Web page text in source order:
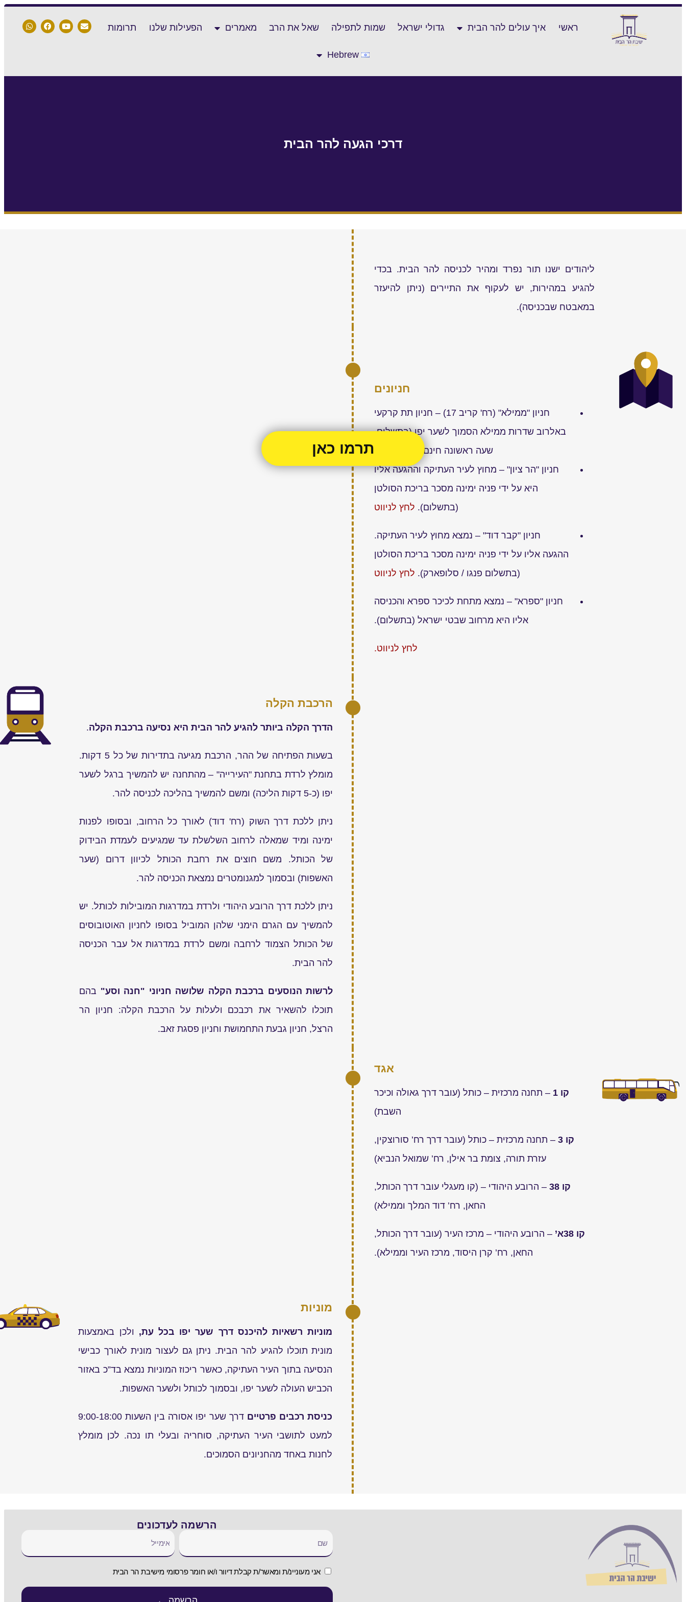
ראשי איך עולים להר הבית גדולי ישראל שמות לתפילה שאל את הרב מאמרים הפעילות שלנו תרומות
Hebrew
דרכי הגעה להר הבית
ליהודים ישנו תור נפרד ומהיר לכניסה להר הבית. בכדי
להגיע במהירות, יש לעקוף את התיירים (ניתן להיעזר
במאבטח שבכניסה).
חניונים
חניון "ממילא" (רח' קריב 17) – חניון תת קרקעי
באלרוב שדרות ממילא הסמוך לשער יפו (בתשלום.
שעה ראשונה חינם).
חניון "הר ציון" – מחוץ לעיר העתיקה וההגעה אליו
היא על ידי פניה ימינה מסכר בריכת הסולטן
(בתשלום). לחץ לניווט
חניון "קבר דוד" – נמצא מחוץ לעיר העתיקה.
ההגעה אליו על ידי פניה ימינה מסכר בריכת הסולטן
(בתשלום פנגו / סלופארק). לחץ לניווט
חניון "ספרא" – נמצא מתחת לכיכר ספרא והכניסה
אליו היא מרחוב שבטי ישראל (בתשלום).
לחץ לניווט.
הרכבת הקלה
הדרך הקלה ביותר להגיע להר הבית היא נסיעה ברכבת הקלה.
בשעות הפתיחה של ההר, הרכבת מגיעה בתדירות של כל 5 דקות.
מומלץ לרדת בתחנת "העירייה" – מהתחנה יש להמשיך ברגל לשער
יפו (כ-5 דקות הליכה) ומשם להמשיך בהליכה לכניסה להר.
ניתן ללכת דרך השוק (רח' דוד) לאורך כל הרחוב, ובסופו לפנות
ימינה ומיד שמאלה לרחוב השלשלת עד שמגיעים לעמדת הבידוק
של הכותל. משם חוצים את רחבת הכותל לכיוון דרום (שער
האשפות) ובסמוך למגנומטרים נמצאת הכניסה להר.
ניתן ללכת דרך הרובע היהודי ולרדת במדרגות המובילות לכותל. יש
להמשיך עם הגרם הימני שלהן המוביל בסופו לחניון האוטובוסים
של הכותל הצמוד לרחבה ומשם לרדת במדרגות אל עבר הכניסה
להר הבית.
לרשות הנוסעים ברכבת הקלה שלושה חניוני "חנה וסע" בהם
תוכלו להשאיר את רכבכם ולעלות על הרכבת הקלה: חניון הר
הרצל, חניון גבעת התחמושת וחניון פסגת זאב.
אגד
קו 1
– תחנה מרכזית – כותל (עובר דרך גאולה וכיכר
השבת)
קו 3
– תחנה מרכזית – כותל (עובר דרך רח’ סורוצקין,
עזרת תורה, צומת בר אילן, רח’ שמואל הנביא)
קו 38
– הרובע היהודי – (קו מעגלי עובר דרך הכותל,
החאן, רח’ דוד המלך וממילא)
קו 38א’
– הרובע היהודי – מרכז העיר (עובר דרך הכותל,
החאן, רח’ קרן היסוד, מרכז העיר וממילא).
מוניות
מוניות רשאיות להיכנס דרך שער יפו בכל עת, ולכן באמצעות
מונית תוכלו להגיע להר הבית. ניתן גם לעצור מונית לאורך כבישי
הנסיעה בתוך העיר העתיקה, כאשר ריכוז המוניות נמצא בד”כ באזור
הכביש העולה לשער יפו, ובסמוך לכותל ולשער האשפות.
כניסת רכבים פרטיים
דרך שער יפו אסורה בין השעות 9:00-18:00
למעט לתושבי העיר העתיקה, סוחריה ובעלי תו נכה. לכן מומלץ
לחנות באחד מהחניונים הסמוכים.
הרשמה לעדכונים
אני מעוניינ/ת ומאשר/ת קבלת דיוור ו/או חומר פרסומי מישיבת הר הבית
תרמו כאן